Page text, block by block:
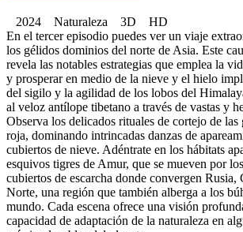
2024 Naturaleza 3D HD
En el tercer episodio puedes ver un viaje
los gélidos dominios del norte de Asia. Este
revela las notables estrategias que emplea la
y prosperar en medio de la nieve y el hielo
del sigilo y la agilidad de los lobos del
al veloz antílope tibetano a través de vastas y
Observa los delicados rituales de cortejo de las
roja, dominando intrincadas danzas de
cubiertos de nieve. Adéntrate en los hábitats
esquivos tigres de Amur, que se mueven por
cubiertos de escarcha donde convergen Rusia,
Norte, una región que también alberga a los
mundo. Cada escena ofrece una visión
capacidad de adaptación de la naturaleza en